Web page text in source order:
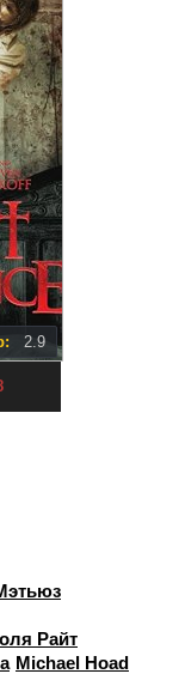
2.9
Райт
Michael Hoad